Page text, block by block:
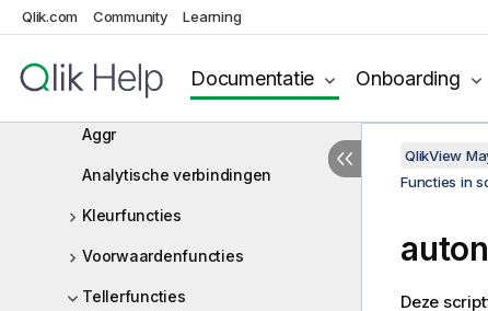
Qlik.com Community Learning
Documentatie Onboarding
Functies in scripts en
grafiekuitdrukkingen
Aggregatiefuncties
Aggr
Analytische verbindingen
Kleurfuncties
Voorwaardenfuncties
Tellerfuncties
QlikView
Functies in
Deze